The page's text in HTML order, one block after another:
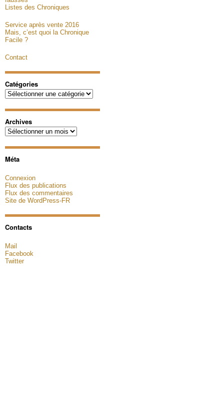
Listes des Chroniques
Service après vente 2016
Mais, c’est quoi la Chronique
Facile ?
Contact
Catégories
Catégories
Archives
Archives
Méta
Connexion
Flux des publications
Flux des commentaires
Site de WordPress-FR
Contacts
Mail
Facebook
Twitter